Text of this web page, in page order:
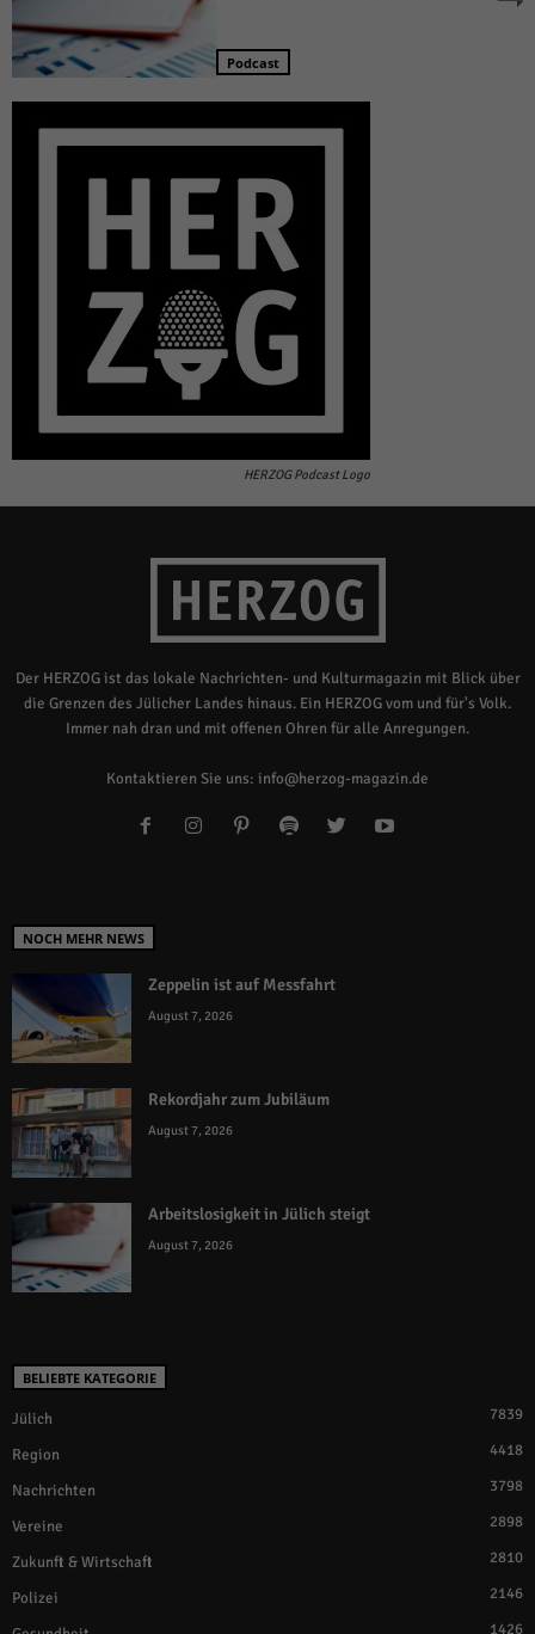
Podcast
HERZOG Podcast Logo
Der HERZOG ist das lokale Nachrichten- und Kulturmagazin mit Blick über
die Grenzen des Jülicher Landes hinaus. Ein HERZOG vom und für's Volk.
Immer nah dran und mit offenen Ohren für alle Anregungen.
Kontaktieren Sie uns: info@herzog-magazin.de
NOCH MEHR NEWS
Zeppelin ist auf Messfahrt
August 7, 2026
Rekordjahr zum Jubiläum
August 7, 2026
Arbeitslosigkeit in Jülich steigt
August 7, 2026
BELIEBTE KATEGORIE
Jülich 7839
Region 4418
Nachrichten 3798
Vereine 2898
Zukunft & Wirtschaft 2810
Polizei 2146
1426